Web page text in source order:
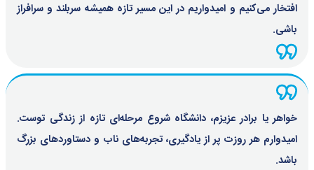
افتخار می‌کنیم و امیدواریم در این مسیر تازه همیشه سربلند و سرافراز
باشی.
خواهر یا برادر عزیزم، دانشگاه شروع مرحله‌ای تازه از زندگی توست.
امیدوارم هر روزت پر از یادگیری، تجربه‌های ناب و دستاوردهای بزرگ
باشد.